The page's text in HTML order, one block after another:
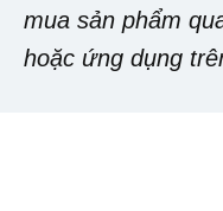
mua sản phẩm
hoặc ứng dụng